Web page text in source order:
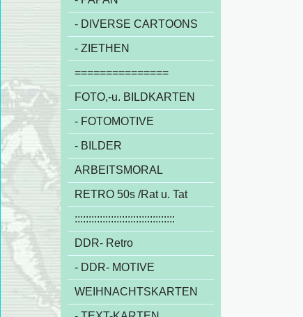
- DIVERSE CARTOONS
- ZIETHEN
===============
FOTO,-u. BILDKARTEN
- FOTOMOTIVE
- BILDER
ARBEITSMORAL
RETRO 50s /Rat u. Tat
::::::::::::::::::::::::::::::::::::
DDR- Retro
- DDR- MOTIVE
WEIHNACHTSKARTEN